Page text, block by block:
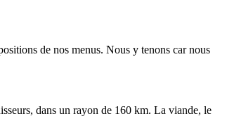
de nos menus. Nous y tenons car nous
dans un rayon de 160 km. La viande, le